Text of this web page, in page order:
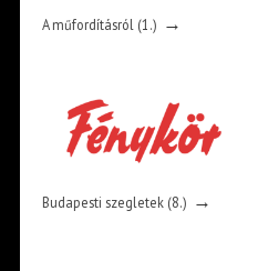
A műfordításról (1.) →
Budapesti szegletek (8.) →